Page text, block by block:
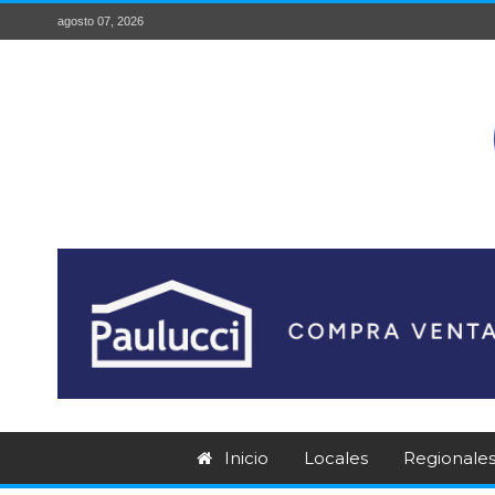
agosto 07, 2026
Inicio Locales Regionales